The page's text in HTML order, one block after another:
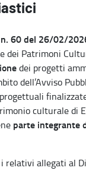
60 del 26/02/
dei Patrimoni
dei progetti
dell’Avviso
culturale di
parte integrante
relativi allegati al